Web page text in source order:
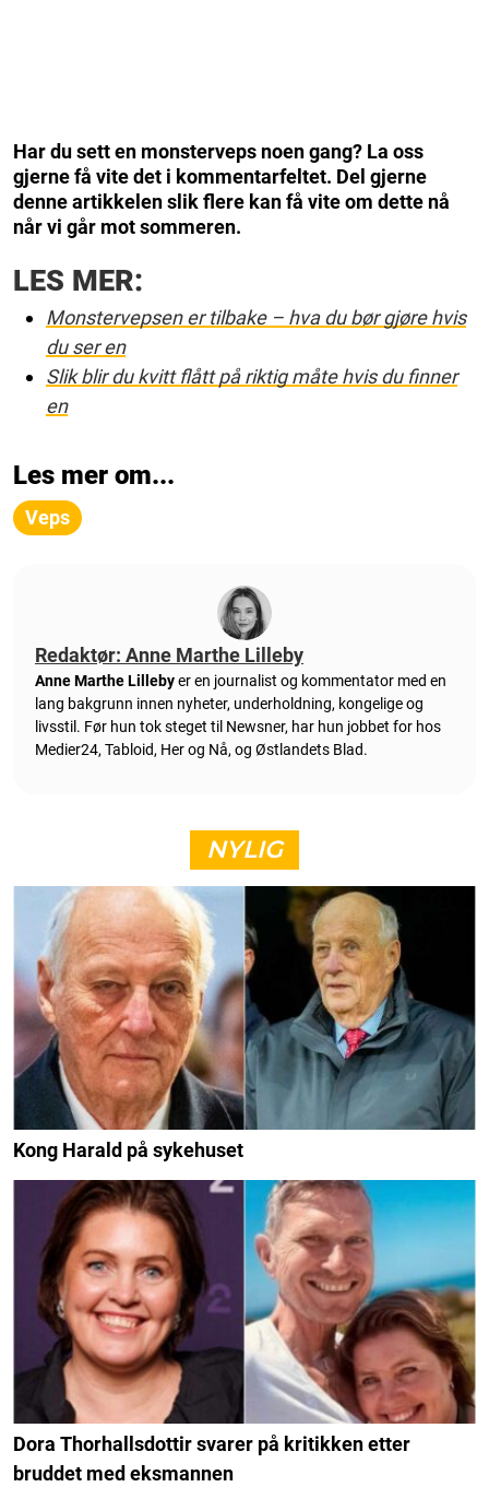
Har du sett en monsterveps noen gang? La oss
gjerne få vite det i kommentarfeltet. Del gjerne
denne artikkelen slik flere kan få vite om dette nå
når vi går mot sommeren.
LES MER:
Monstervepsen er tilbake – hva du bør gjøre hvis
du ser en
Slik blir du kvitt flått på riktig måte hvis du finner
en
Les mer om...
Veps
Redaktør: Anne Marthe Lilleby
Anne Marthe Lillebyer en journalist og kommentator med en
lang bakgrunn innen nyheter, underholdning, kongelige og
livsstil. Før hun tok steget til Newsner, har hun jobbet for hos
Medier24, Tabloid, Her og Nå, og Østlandets Blad.
NYLIG
Kong Harald på sykehuset
Dora Thorhallsdottir svarer på kritikken etter
bruddet med eksmannen